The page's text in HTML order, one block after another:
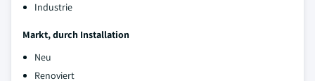
Industrie
Markt, durch Installation
Neu
Renoviert